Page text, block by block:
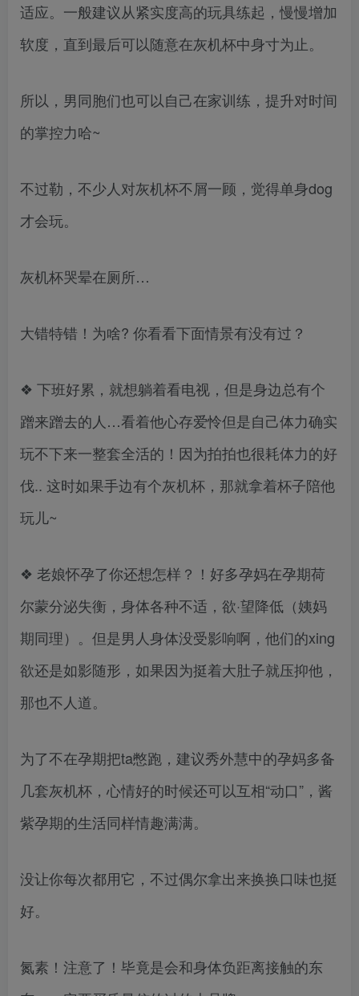
适应。一般建议从紧实度高的玩具练起，慢慢增加
软度，直到最后可以随意在灰机杯中身寸为止。
所以，男同胞们也可以自己在家训练，提升对时间
的掌控力哈~
不过勒，不少人对灰机杯不屑一顾，觉得单身dog
才会玩。
灰机杯哭晕在厕所…
大错特错！为啥? 你看看下面情景有没有过？
❖ 下班好累，就想躺着看电视，但是身边总有个
蹭来蹭去的人…看着他心存爱怜但是自己体力确实
玩不下来一整套全活的！因为拍拍也很耗体力的好
伐.. 这时如果手边有个灰机杯，那就拿着杯子陪他
玩儿~
❖ 老娘怀孕了你还想怎样？！好多孕妈在孕期荷
尔蒙分泌失衡，身体各种不适，欲·望降低（姨妈
期同理）。但是男人身体没受影响啊，他们的xing
欲还是如影随形，如果因为挺着大肚子就压抑他，
那也不人道。
为了不在孕期把ta憋跑，建议秀外慧中的孕妈多备
几套灰机杯，心情好的时候还可以互相“动口”，酱
紫孕期的生活同样情趣满满。
没让你每次都用它，不过偶尔拿出来换换口味也挺
好。
氮素！注意了！毕竟是会和身体负距离接触的东